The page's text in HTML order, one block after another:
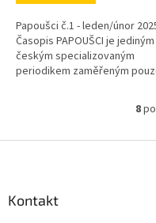
Papoušci č.1 - leden/únor
Časopis PAPOUŠCI je jediným
českým specializovaným
periodikem zaměřeným
8
Kontakt